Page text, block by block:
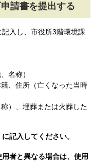
請書を提出する
入し、市役所3階環境課
名称）
、住所（亡くなった当時
）、埋葬または火葬した
記入してください。
者と異なる場合は、使用